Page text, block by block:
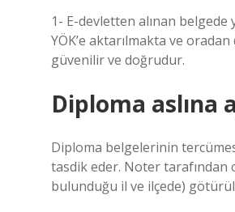
1- E-devletten alınan
YÖK’e aktarılmakta ve
güvenilir ve doğrudur.
Diploma aslına
Diploma belgelerinin
tasdik eder. Noter tarafından
bulunduğu il ve ilçede)